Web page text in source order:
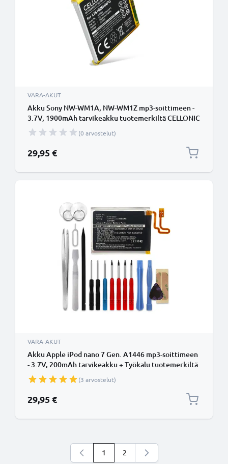
VARA-AKUT
Akku Sony NW-WM1A, NW-WM1Z mp3-soittimeen -
3.7V, 1900mAh tarvikeakku tuotemerkiltä CELLONIC
(0 arvostelut)
29,95 €
VARA-AKUT
Akku Apple iPod nano 7 Gen. A1446 mp3-soittimeen
- 3.7V, 200mAh tarvikeakku + Työkalu tuotemerkiltä
subtel
(3 arvostelut)
29,95 €
Luet parhaillaan sivua
1 Sivu
2